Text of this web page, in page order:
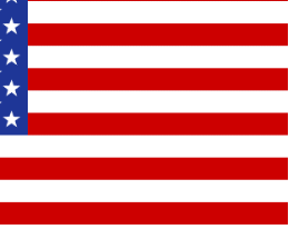
Black (█#1a1a1a)
Black (█#1a1a1a)
Black (█#1a1a1a)